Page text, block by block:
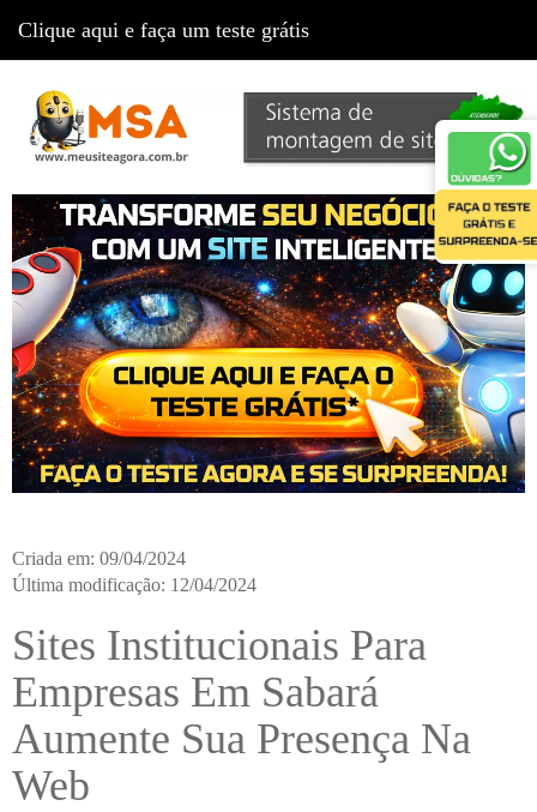
Criada em: 09/04/2024
Última modificação: 12/04/2024
Sites Institucionais Para
Empresas Em Sabará
Aumente Sua Presença Na
Web
Clique aqui e faça um teste grátis